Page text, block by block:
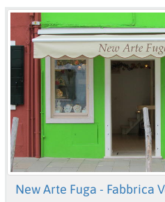
New Arte Fuga - Fabbrica